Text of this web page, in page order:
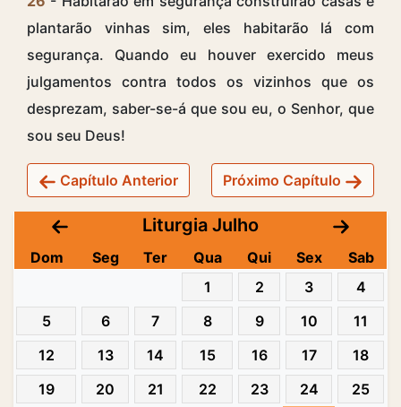
plantarão vinhas sim, eles habitarão lá com
segurança. Quando eu houver exercido meus
julgamentos contra todos os vizinhos que os
desprezam, saber-se-á que sou eu, o Senhor, que
sou seu Deus!
Capítulo Anterior Próximo Capítulo
Liturgia Julho
Dom Seg Ter Qua Qui Sex
Sab
1
2 3
4
5
6 7 8 9 10
11
12
13 14 15 16 17
18
19
20 21 22 23 24
25